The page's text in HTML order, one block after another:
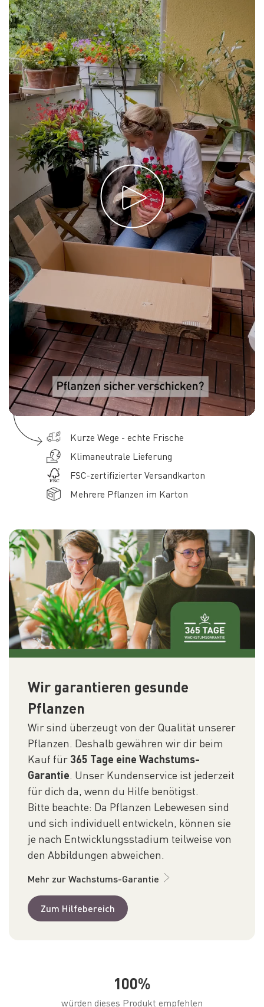
Kurze Wege - echte Frische
Klimaneutrale Lieferung
FSC-zertifizierter Versandkarton
Mehrere Pflanzen im Karton
Wir garantieren gesunde
Pflanzen
Wir sind überzeugt von der Qualität unserer
Pflanzen. Deshalb gewähren wir dir beim
Kauf für 365 Tage eine Wachstums-
Garantie. Unser Kundenservice ist jederzeit
für dich da, wenn du Hilfe benötigst.
Bitte beachte: Da Pflanzen Lebewesen sind
und sich individuell entwickeln, können sie
je nach Entwicklungsstadium teilweise von
den Abbildungen abweichen.
Mehr zur Wachstums-Garantie
Zum Hilfebereich
100%
würden dieses Produkt empfehlen